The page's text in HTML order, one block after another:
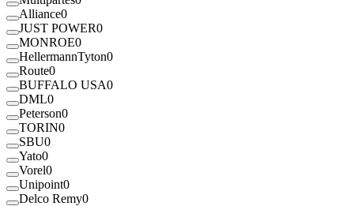
Alliance0
JUST POWER0
MONROE0
HellermannTyton0
Route0
BUFFALO USA0
DML0
Peterson0
TORIN0
SBU0
Yato0
Vorel0
Unipoint0
Delco Remy0